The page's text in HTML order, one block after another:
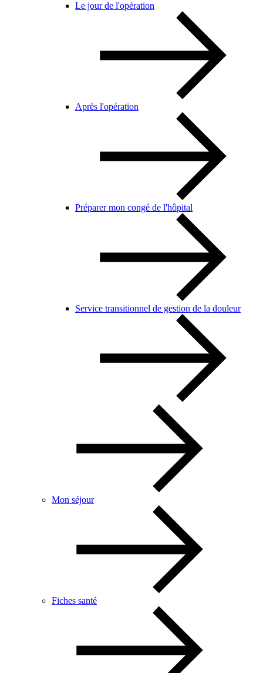
Le jour de l'opération
Après l'opération
Préparer mon congé de l'hôpital
Service transitionnel de gestion de la douleur
Mon séjour
Fiches santé